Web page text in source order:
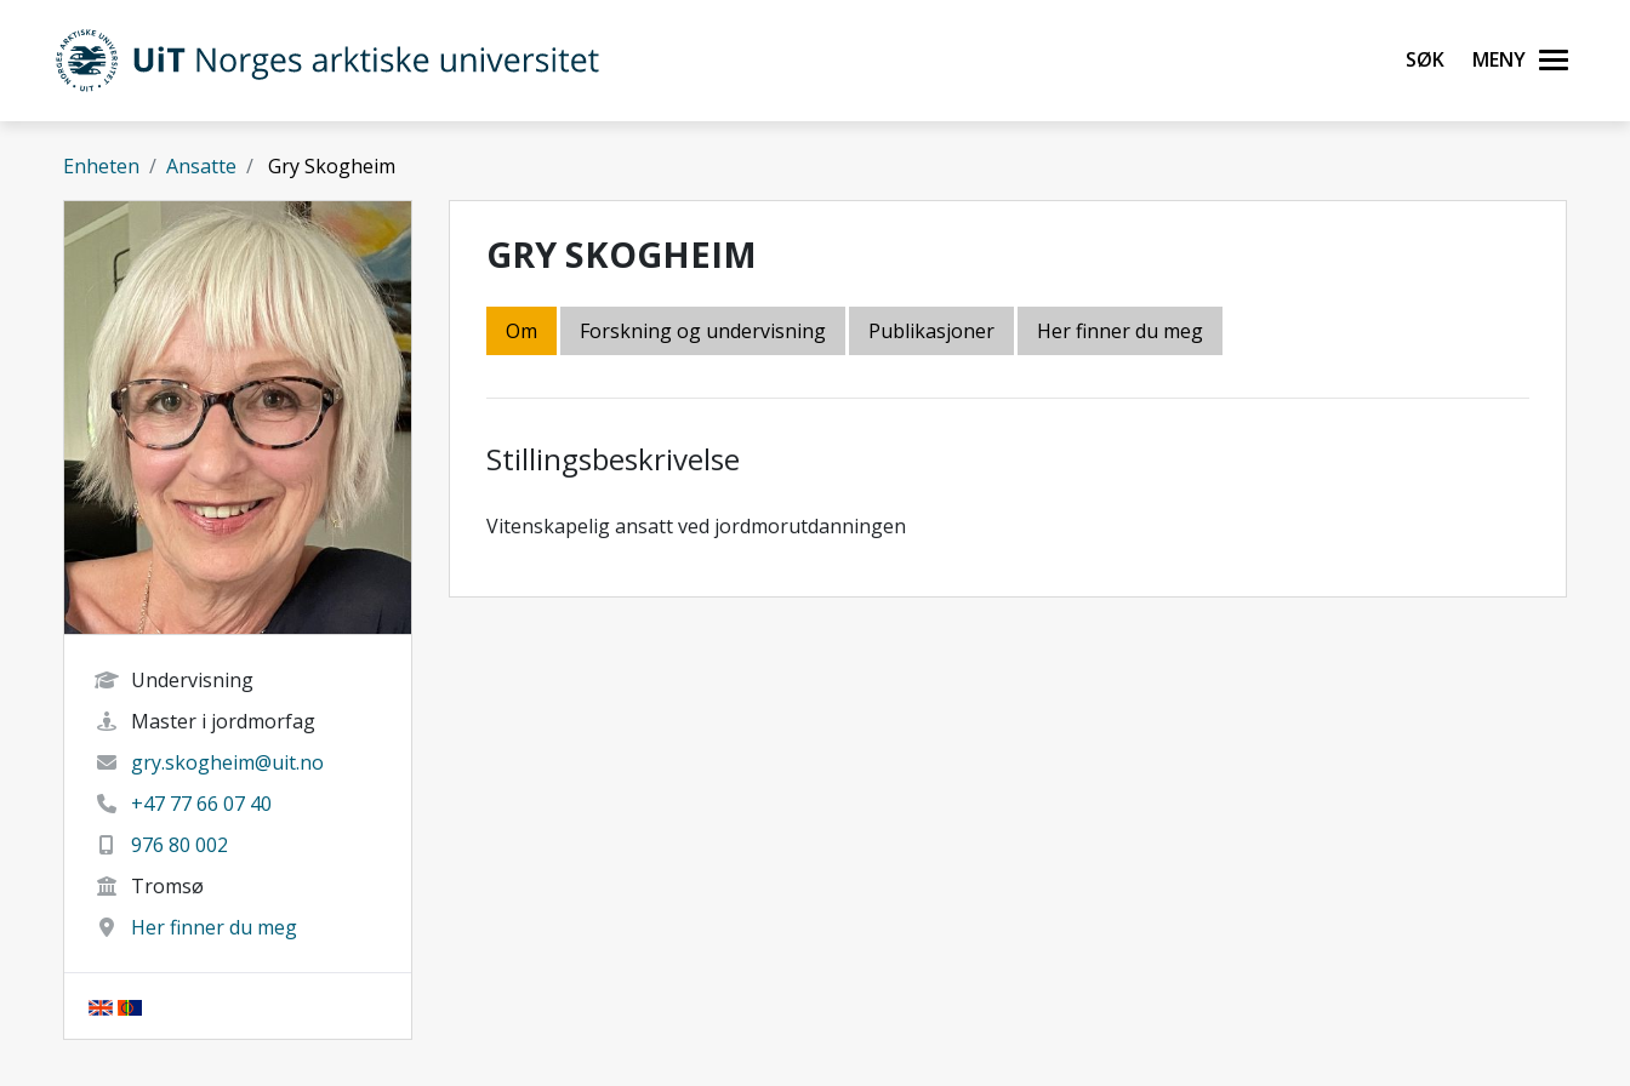
Gå til hovedinnhold
UiT Norges arktiske universitet Søk Meny
Enheten Ansatte Gry Skogheim
Undervisning
Master i jordmorfag
gry.skogheim@uit.no
+47 77 66 07 40
976 80 002
Tromsø
Her finner du meg
GRY SKOGHEIM
Om Forskning og undervisning Publikasjoner Her finner du meg
Stillingsbeskrivelse
Vitenskapelig ansatt ved jordmorutdanningen